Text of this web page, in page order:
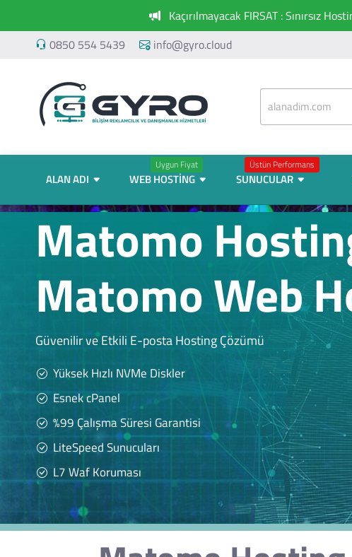
Kaçırılmayacak FIRSAT : Sınırsız
0850 554 5439
info@gyro.cloud
ALAN ADI
Uygun Fiyat
WEB HOSTING
Üstün Performans
SUNUCULAR
Matomo
Matomo Web
Güvenilir ve Etkili E-posta Hosting Çözümü
Yüksek Hızlı NVMe Diskler
Esnek cPanel
%99 Çalışma Süresi Garantisi
LiteSpeed Sunucuları
L7 Waf Koruması